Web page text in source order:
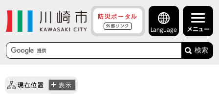
防災ポータル
外部リンク
Language メニュー
検索
現在位置 表示